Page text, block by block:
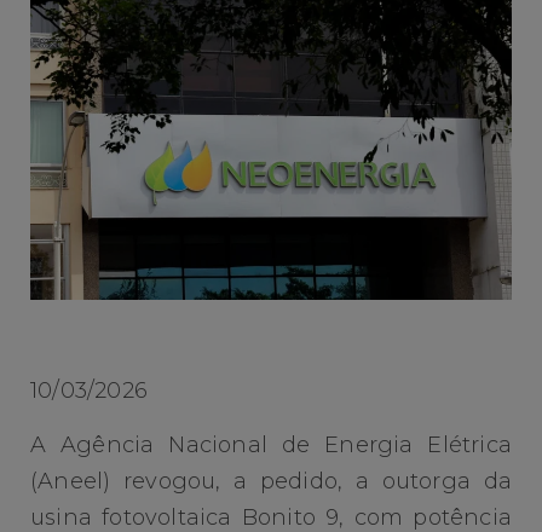
10/03/2026
A Agência Nacional de Energia Elétrica
(Aneel) revogou, a pedido, a outorga da
usina fotovoltaica Bonito 9, com potência